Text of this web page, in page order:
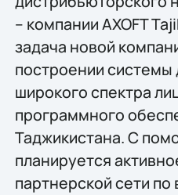
– компании AXOFT
задача новой
построении системы
широкого спектра
программного
Таджикистана. С
планируется
партнерской сети по